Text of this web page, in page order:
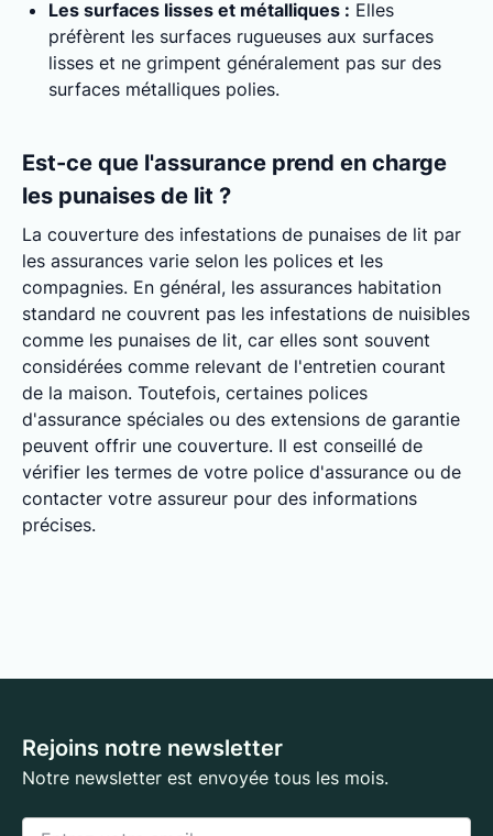
Les surfaces lisses et métalliques : Elles
préfèrent les surfaces rugueuses aux surfaces
lisses et ne grimpent généralement pas sur des
surfaces métalliques polies.
Est-ce que l'assurance prend en charge
les punaises de lit ?
La couverture des infestations de punaises de lit par
les assurances varie selon les polices et les
compagnies. En général, les assurances habitation
standard ne couvrent pas les infestations de nuisibles
comme les punaises de lit, car elles sont souvent
considérées comme relevant de l'entretien courant
de la maison. Toutefois, certaines polices
d'assurance spéciales ou des extensions de garantie
peuvent offrir une couverture. Il est conseillé de
vérifier les termes de votre police d'assurance ou de
contacter votre assureur pour des informations
précises.
Rejoins notre newsletter
Notre newsletter est envoyée tous les mois.